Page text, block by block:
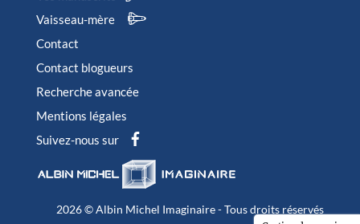
Vaisseau-mère
Contact
Contact blogueurs
Recherche avancée
Mentions légales
Suivez-nous sur
2026 © Albin Michel Imaginaire - Tous droits réservés